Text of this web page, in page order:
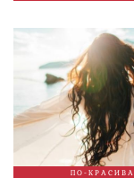
ПО-КРАСИВА